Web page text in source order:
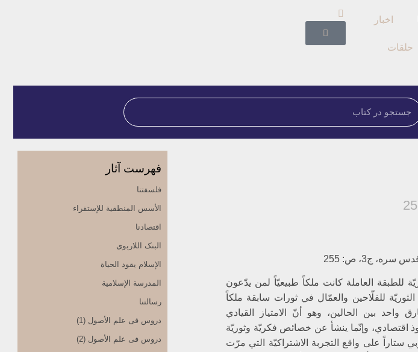
اخبار
حلقات
ج‏3، ص: 255
للطبقة العاملة كانت ملكاً طبيعيّاً لمن يدّعون
الثوريّة للفلّاحين والعمّال في ثورات سابقة ملكاً
بين الحالين، وهو أنّ الامتياز القيادي
اقتصادي، وإنّما ينشأ عن خصائص فكريّة وثوريّة
ستاراً على واقع التجربة الاشتراكيّة التي مرّت
فهرست آثار
فلسفتنا
الأسس المنطقیة للإستقراء
اقتصادنا
البنک اللاربوی
الإسلام یقود الحیاة
المدرسة الإسلامیة
رسالتنا
دروس فی علم الأصول (1)
دروس فی علم الأصول (2)